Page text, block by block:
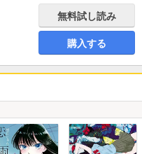
無料試し読み
購入する